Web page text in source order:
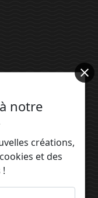
notre
créations,
et des